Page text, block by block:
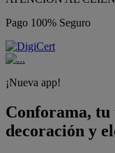
Pago 100% Seguro
¡Nueva app!
Conforama, tu
decoración y